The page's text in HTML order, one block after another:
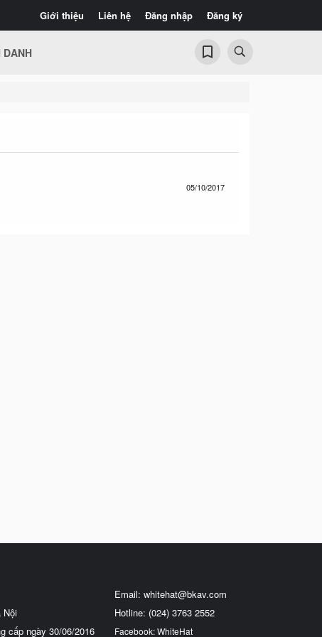
Giới thiệu Liên hệ Đăng nhập Đăng ký
DANH
05/10/2017
Nội
cấp ngày 30/06/2016
Email: whitehat@bkav.com
Hotline: (024) 3763 2552
Facebook: WhiteHat